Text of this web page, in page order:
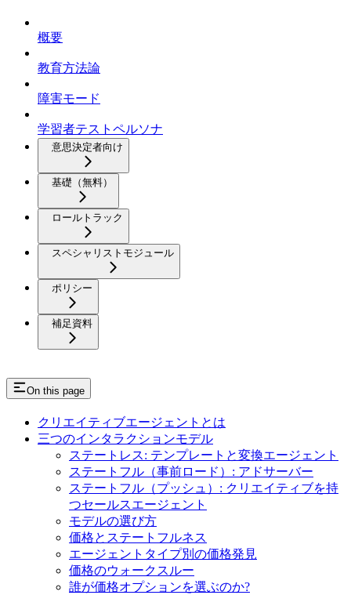
概要
教育方法論
障害モード
学習者テストペルソナ
意思決定者向け
基礎（無料）
ロールトラック
スペシャリストモジュール
ポリシー
補足資料
On this page
クリエイティブエージェントとは
三つのインタラクションモデル
ステートレス: テンプレートと変換エージェント
ステートフル（事前ロード）: アドサーバー
ステートフル（プッシュ）: クリエイティブを持
つセールスエージェント
モデルの選び方
価格とステートフルネス
エージェントタイプ別の価格発見
価格のウォークスルー
誰が価格オプションを選ぶのか?